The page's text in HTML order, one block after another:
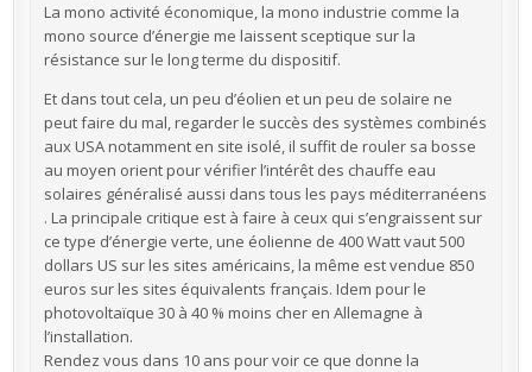
La mono activité économique, la mono industrie comme la
mono source d’énergie me laissent sceptique sur la
résistance sur le long terme du dispositif.
Et dans tout cela, un peu d’éolien et un peu de solaire ne
peut faire du mal, regarder le succès des systèmes combinés
aux USA notamment en site isolé, il suffit de rouler sa bosse
au moyen orient pour vérifier l’intérêt des chauffe eau
solaires généralisé aussi dans tous les pays méditerranéens
. La principale critique est à faire à ceux qui s’engraissent sur
ce type d’énergie verte, une éolienne de 400 Watt vaut 500
dollars US sur les sites américains, la même est vendue 850
euros sur les sites équivalents français. Idem pour le
photovoltaïque 30 à 40 % moins cher en Allemagne à
l’installation.
Rendez vous dans 10 ans pour voir ce que donne la